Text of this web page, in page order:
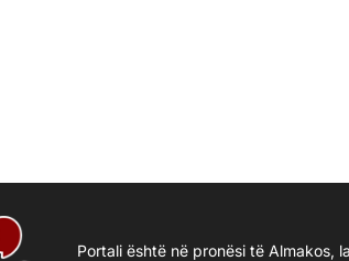
Portali është në pronësi të Almakos,